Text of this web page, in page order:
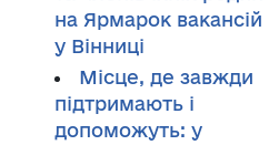
на Ярмарок вакансій
у Вінниці
Місце, де завжди
підтримають і
допоможуть: у